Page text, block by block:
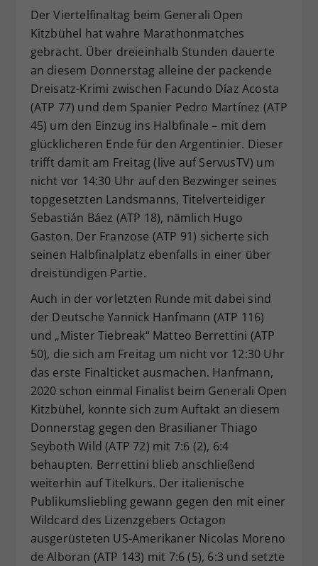
Der Viertelfinaltag beim Generali Open
Kitzbühel hat wahre Marathonmatches
gebracht. Über dreieinhalb Stunden dauerte
an diesem Donnerstag alleine der packende
Dreisatz-Krimi zwischen Facundo Díaz Acosta
(ATP 77) und dem Spanier Pedro Martínez (ATP
45) um den Einzug ins Halbfinale – mit dem
glücklicheren Ende für den Argentinier. Dieser
trifft damit am Freitag (live auf ServusTV) um
nicht vor 14:30 Uhr auf den Bezwinger seines
topgesetzten Landsmanns, Titelverteidiger
Sebastián Báez (ATP 18), nämlich Hugo
Gaston. Der Franzose (ATP 91) sicherte sich
seinen Halbfinalplatz ebenfalls in einer über
dreistündigen Partie.
Auch in der vorletzten Runde mit dabei sind
der Deutsche Yannick Hanfmann (ATP 116)
und „Mister Tiebreak“ Matteo Berrettini (ATP
50), die sich am Freitag um nicht vor 12:30 Uhr
das erste Finalticket ausmachen. Hanfmann,
2020 schon einmal Finalist beim Generali Open
Kitzbühel, konnte sich zum Auftakt an diesem
Donnerstag gegen den Brasilianer Thiago
Seyboth Wild (ATP 72) mit 7:6 (2), 6:4
behaupten. Berrettini blieb anschließend
weiterhin auf Titelkurs. Der italienische
Publikumsliebling gewann gegen den mit einer
Wildcard des Lizenzgebers Octagon
ausgerüsteten US-Amerikaner Nicolas Moreno
de Alboran (ATP 143) mit 7:6 (5), 6:3 und setzte
Zweck
Dieser Wert speichert Ihre Consent-
Einstellungen. Unter anderem eine
zufällig generierte ID, für die
historische Speicherung Ihrer
vorgenommen Einstellungen, falls der
Webseiten-Betreiber dies eingestellt
hat.